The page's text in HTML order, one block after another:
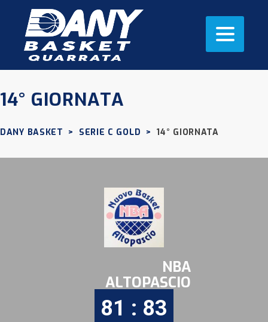
14° GIORNATA
DANY BASKET > SERIE C GOLD > 14° GIORNATA
NBA
ALTOPASCIO
81 : 83